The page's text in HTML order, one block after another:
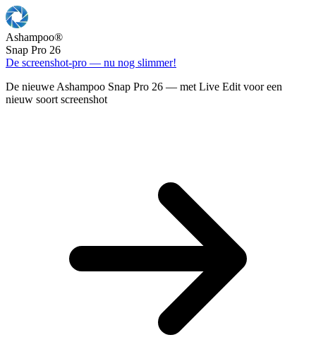
Ashampoo®
Snap Pro 26
De screenshot-pro — nu nog slimmer!
De nieuwe Ashampoo Snap Pro 26 — met Live Edit voor een
nieuw soort screenshot